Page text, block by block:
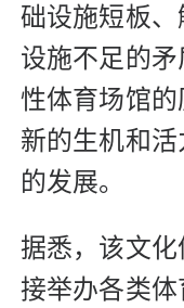
础设施短板
设施不足的
性体育场馆
新的生机和
的发展。
据悉，该文化
接举办各类体